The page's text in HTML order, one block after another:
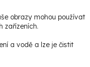
obrazy mohou používat
zařízeních.
a vodě a lze je čistit